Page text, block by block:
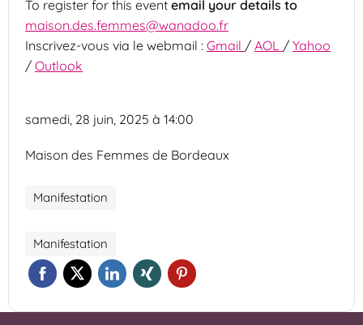
To register for this event email your details to
maison.des.femmes@wanadoo.fr
Inscrivez-vous via le webmail : Gmail / AOL / Yahoo
/ Outlook
samedi, 28 juin, 2025 à 14:00
Maison des Femmes de Bordeaux
Manifestation
Manifestation